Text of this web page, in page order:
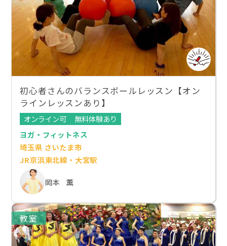
初心者さんのバランスボールレッスン【オン
ラインレッスンあり】
オンライン可
無料体験あり
ヨガ・フィットネス
埼玉県 さいたま市
JR京浜東北線・大宮駅
岡本 薫
教室